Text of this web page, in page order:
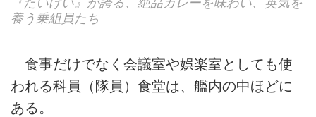
養う乗組員たち
食事だけでなく会議室や娯楽室としても使
われる科員（隊員）食堂は、艦内の中ほどに
ある。